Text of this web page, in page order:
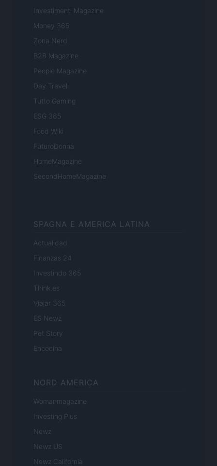
Investimenti Magazine
Money 365
Zona Nerd
B2B Magazine
People Magazine
Day Travel
Tutto Gaming
ESG 365
Food Wiki
FuturoDonna
HomeMagazine
SecondHomeMagazine
SPAGNA E AMERICA LATINA
Actualidad
Finanzas 24
Investindo 365
Think.es
Viajar 365
ES Newz
Pet Story
Encocina
NORD AMERICA
Womanmagazine
Investing Plus
Newz
Newz US
Newz California